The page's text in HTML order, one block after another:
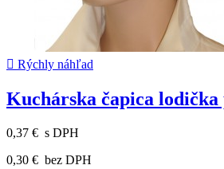
 Rýchly náhľad
Kuchárska čapica lodička
0,37 € s DPH
0,30 € bez DPH